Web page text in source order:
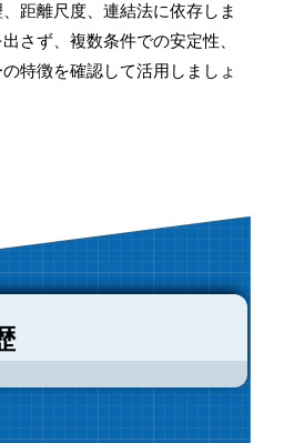
距離尺度、連結法に依存しま
さず、複数条件での安定性、
特徴を確認して活用しましょ